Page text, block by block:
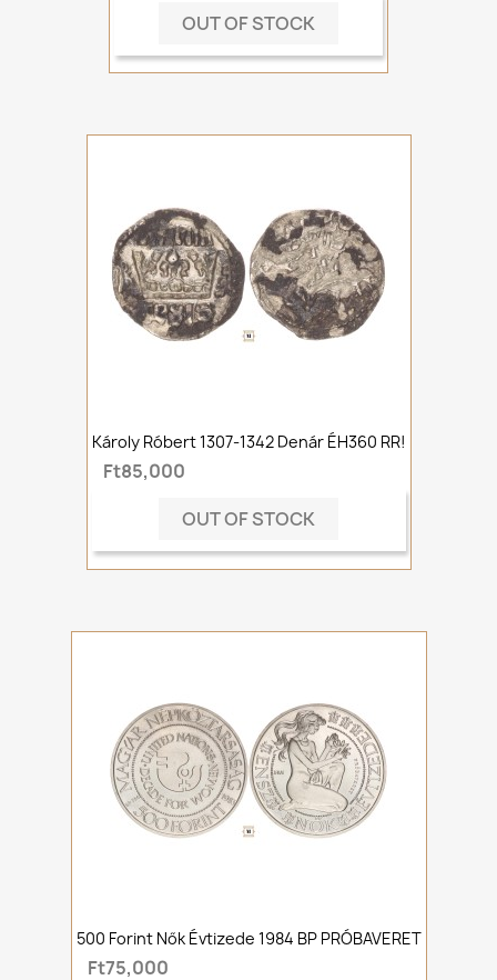
OUT OF STOCK
Károly Róbert 1307-1342 Denár ÉH360 RR!
Ft85,000
OUT OF STOCK
500 Forint Nők Évtizede 1984 BP PRÓBAVERET
Ft75,000